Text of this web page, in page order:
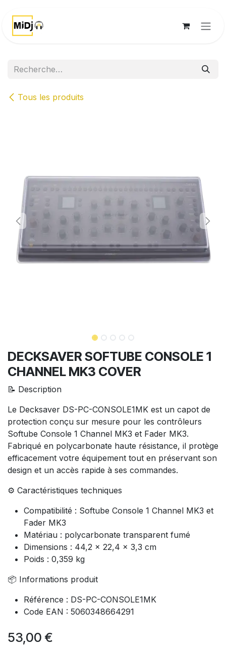
Tous les produits
DECKSAVER SOFTUBE CONSOLE 1
CHANNEL MK3 COVER
📝 Description
Le Decksaver DS-PC-CONSOLE1MK est un capot de
protection conçu sur mesure pour les contrôleurs
Softube Console 1 Channel MK3 et Fader MK3.
Fabriqué en polycarbonate haute résistance, il protège
efficacement votre équipement tout en préservant son
design et un accès rapide à ses commandes.
⚙️ Caractéristiques techniques
Compatibilité : Softube Console 1 Channel MK3 et
Fader MK3
Matériau : polycarbonate transparent fumé
Dimensions : 44,2 × 22,4 × 3,3 cm
Poids : 0,359 kg
📦 Informations produit
Référence : DS-PC-CONSOLE1MK
Code EAN : 5060348664291
53,00 €